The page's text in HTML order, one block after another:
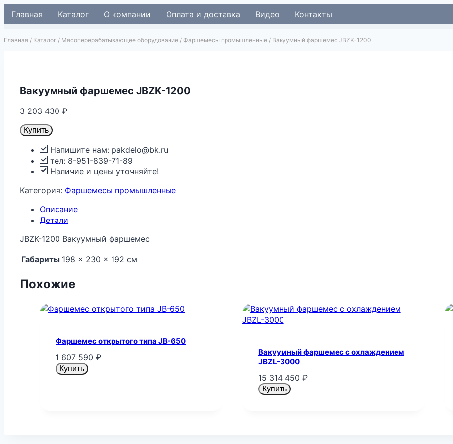
Перейти
Главная Каталог О компании Оплата и доставка Видео Контакты
Главная / Каталог / Мясоперерабатывающее оборудование / Фаршемесы промышленные / Вакуумный фаршемес JBZK-1200
Вакуумный фаршемес JBZK-1200
3 203 430 ₽
Купить
Напишите нам: pakdelo@bk.ru
тел: 8-951-839-71-89
Наличие и цены уточняйте!
Категория: Фаршемесы промышленные
Описание
Детали
JBZK-1200 Вакуумный фаршемес
Габариты 198 × 230 × 192 см
Похожие
Фаршемес открытого типа JB-650
1 607 590 ₽
Купить
Вакуумный фаршемес с охлаждением
JBZL-3000
15 314 450 ₽
Купить